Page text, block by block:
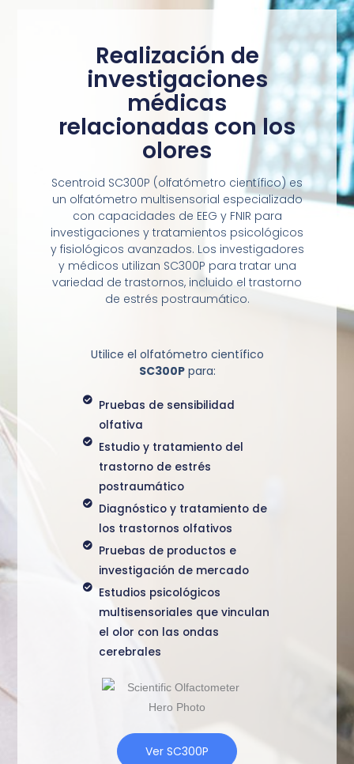
Realización de
investigaciones
médicas
relacionadas con los
olores
Scentroid SC300P (olfatómetro científico) es
un olfatómetro multisensorial especializado
con capacidades de EEG y FNIR para
investigaciones y tratamientos psicológicos
y fisiológicos avanzados. Los investigadores
y médicos utilizan SC300P para tratar una
variedad de trastornos, incluido el trastorno
de estrés postraumático.
Utilice el olfatómetro científico
SC300Ppara:
Pruebas de sensibilidad
olfativa
Estudio y tratamiento del
trastorno de estrés
postraumático
Diagnóstico y tratamiento de
los trastornos olfativos
Pruebas de productos e
investigación de mercado
Estudios psicológicos
multisensoriales que vinculan
el olor con las ondas
cerebrales
Ver SC300P